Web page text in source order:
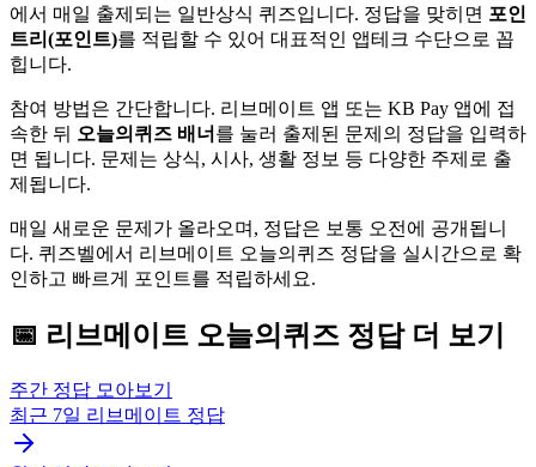
에서 매일 출제되는 일반상식 퀴즈입니다. 정답을 맞히면 포인
트리(포인트)를 적립할 수 있어 대표적인 앱테크 수단으로 꼽
힙니다.
참여 방법은 간단합니다. 리브메이트 앱 또는 KB Pay 앱에 접
속한 뒤 오늘의퀴즈 배너 를 눌러 출제된 문제의 정답을 입력하
면 됩니다. 문제는 상식, 시사, 생활 정보 등 다양한 주제로 출
제됩니다.
매일 새로운 문제가 올라오며, 정답은 보통 오전에 공개됩니
다. 퀴즈벨에서 리브메이트 오늘의퀴즈 정답을 실시간으로 확
인하고 빠르게 포인트를 적립하세요.
📅 리브메이트 오늘의퀴즈 정답 더 보기
주간 정답 모아보기
최근 7일 리브메이트 정답